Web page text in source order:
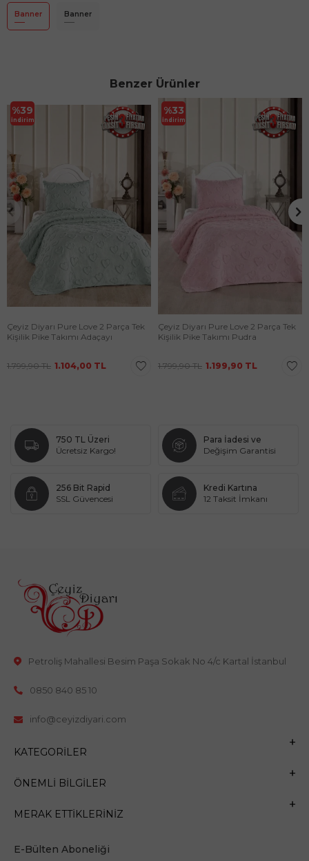
Banner Banner
Benzer Ürünler
%39
İndirim
Çeyiz Diyarı Pure Love 2 Parça Tek
Kişilik Pike Takımı Adaçayı
1.799,90TL 1.104,00 TL
%33
İndirim
Çeyiz Diyarı Pure Love 2 Parça Tek
Kişilik Pike Takımı Pudra
1.799,90TL 1.199,90 TL
750 TL Üzeri
Ücretsiz Kargo!
Para İadesi ve
Değişim Garantisi
256 Bit Rapid
SSL Güvencesi
Kredi Kartına
12 Taksit İmkanı
Petroliş Mahallesi Besim Paşa Sokak No 4/c Kartal İstanbul
0850 840 85 10
info@ceyizdiyari.com
KATEGORILER
ÖNEMLI BILGILER
MERAK ETTIKLERINIZ
E-Bülten Aboneliği